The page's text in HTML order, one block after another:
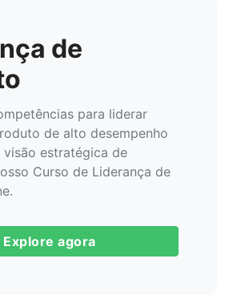
de
para liderar
de alto desempenho
visão estratégica de
Curso de Liderança de
Explore agora